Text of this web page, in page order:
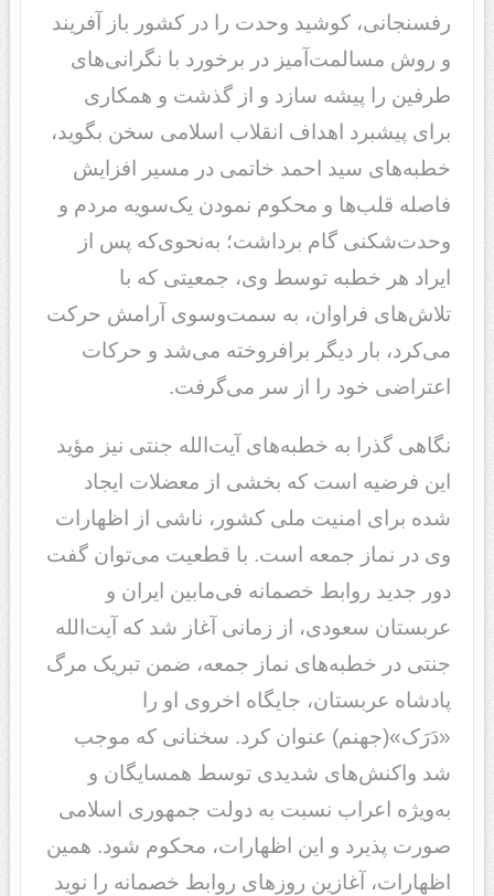
رفسنجانی، کوشید وحدت را در کشور باز آفریند
و روش مسالمت‌آمیز در برخورد با نگرانی‌های
طرفین را پیشه سازد و از گذشت و همکاری
برای پیشبرد اهداف انقلاب اسلامی سخن بگوید،
خطبه‌های سید احمد خاتمی در مسیر افزایش
فاصله قلب‌ها و محکوم نمودن یک‌سویه مردم و
وحدت‌شکنی گام برداشت؛ به‌نحوی‌که پس از
ایراد هر خطبه توسط وی، جمعیتی که با
تلاش‌های فراوان، به سمت‌وسوی آرامش حرکت
می‌کرد، بار دیگر برافروخته می‌شد و حرکات
اعتراضی خود را از سر می‌گرفت.
نگاهی گذرا به خطبه‌های آیت‌الله جنتی نیز مؤید
این فرضیه است که بخشی از معضلات ایجاد
شده برای امنیت ملی کشور، ناشی از اظهارات
وی در نماز جمعه است. با قطعیت می‌توان گفت
دور جدید روابط خصمانه فی‌مابین ایران و
عربستان سعودی، از زمانی آغاز شد که آیت‌الله
جنتی در خطبه‌های نماز جمعه، ضمن تبریک مرگ
پادشاه عربستان، جایگاه اخروی او را
«دَرَک»(جهنم) عنوان کرد. سخنانی که موجب
شد واکنش‌های شدیدی توسط همسایگان و
به‌ویژه اعراب نسبت به دولت جمهوری اسلامی
صورت پذیرد و این اظهارات، محکوم شود. همین
اظهارات، آغازین روزهای روابط خصمانه را نوید